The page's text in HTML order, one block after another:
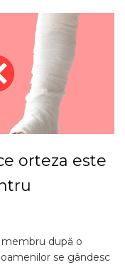
orteza este
membru după o
se gândesc